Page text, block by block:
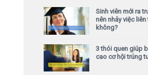
Sinh viên mới ra
nên nhảy việc liên
không?
3 thói quen giúp
cao cơ hội trúng